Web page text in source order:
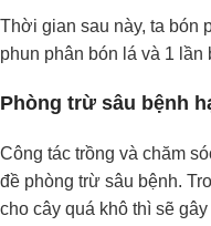
Thời gian sau này, ta bón
phun phân bón lá và 1 lần
Phòng trừ sâu bệnh
Công tác trồng và chăm
đề phòng trừ sâu bệnh.
cho cây quá khô thì sẽ